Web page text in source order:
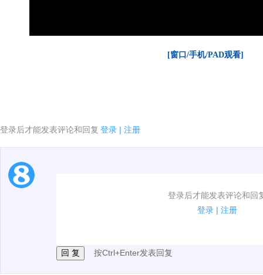
[窗口/手机/PAD观看]
登录后才能发表评论和回复 登录 | 注册
登录后才能发表评论和回
登录 | 注册
1.电脑端新用户可以发表评论了！
按Ctrl+Enter发表回复